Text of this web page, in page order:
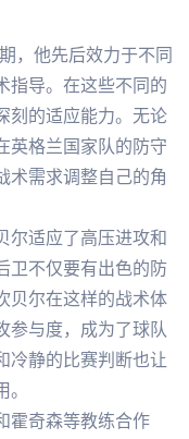
，他先后效力于不同
指导。在这些不同的
刻的适应能力。无论
英格兰国家队的防守
术需求调整自己的角
尔适应了高压进攻和
卫不仅要有出色的防
贝尔在这样的战术体
参与度，成为了球队
冷静的比赛判断也让
霍奇森等教练合作